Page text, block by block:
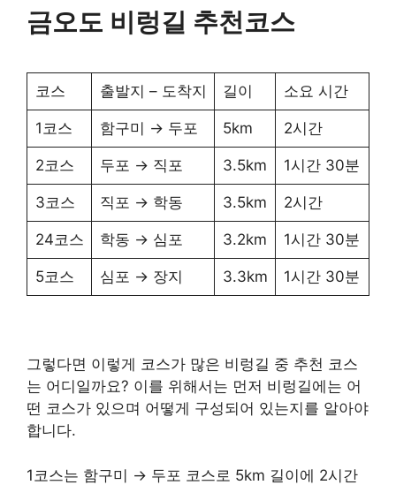
금오도 비렁길 추천코스
코스 출발지 – 도착지 길이 소요 시간
1코스 함구미 → 두포 5km 2시간
2코스 두포 → 직포 3.5km 1시간 30분
3코스 직포 → 학동 3.5km 2시간
24코스 학동 → 심포 3.2km 1시간 30분
5코스 심포 → 장지 3.3km 1시간 30분
그렇다면 이렇게 코스가 많은 비렁길 중 추천 코스
는 어디일까요? 이를 위해서는 먼저 비렁길에는 어
떤 코스가 있으며 어떻게 구성되어 있는지를 알아야
합니다.
1코스는 함구미 → 두포 코스로 5km 길이에 2시간